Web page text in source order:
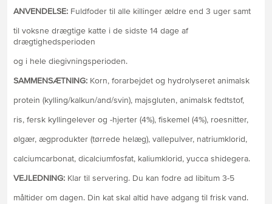
ANVENDELSE: Fuldfoder til alle killinger ældre end 3 uger samt
til voksne drægtige katte i de sidste 14 dage af
drægtighedsperioden
og i hele diegivningsperioden.
SAMMENSÆTNING: Korn, forarbejdet og hydrolyseret animalsk
protein (kylling/kalkun/and/svin), majsgluten, animalsk fedtstof,
ris, fersk kyllingelever og -hjerter (4%), fiskemel (4%), roesnitter,
ølgær, ægprodukter (tørrede helæg), vallepulver, natriumklorid,
calciumcarbonat, dicalciumfosfat, kaliumklorid, yucca shidegera.
VEJLEDNING: Klar til servering. Du kan fodre ad libitum 3-5
måltider om dagen. Din kat skal altid have adgang til frisk vand.